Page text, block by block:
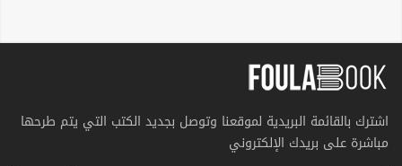
اشترك بالقائمة البريدية لموقعنا وتوصل بجديد الكتب التي يتم طرحها
مباشرة على بريدك الإلكتروني